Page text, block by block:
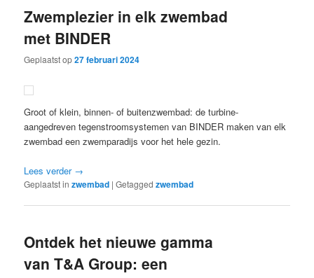
Zwemplezier in elk zwembad
met BINDER
Geplaatst op27 februari 2024
Groot of klein, binnen- of buitenzwembad: de turbine-
aangedreven tegenstroomsystemen van BINDER maken van elk
zwembad een zwemparadijs voor het hele gezin.
Lees verder →
Geplaatst in zwembad |Getagged zwembad
Ontdek het nieuwe gamma
van T&A Group: een